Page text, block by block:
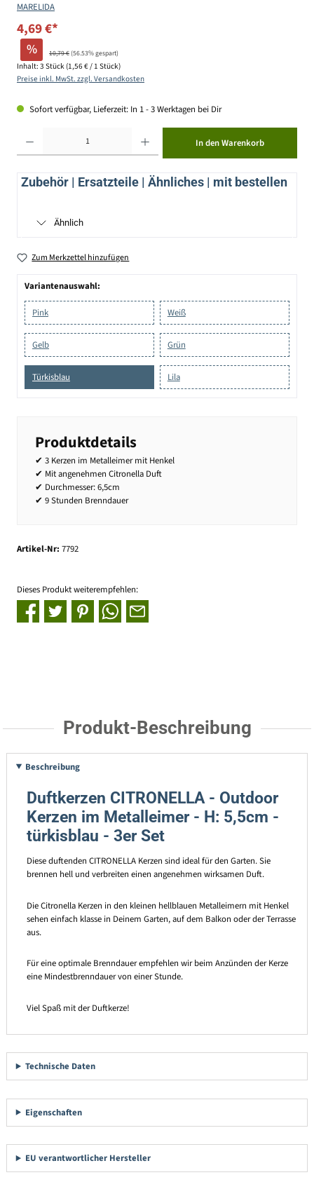
MARELIDA
4,69 €*
% 10,79 €(56.53% gespart)
Inhalt: 3 Stück (1,56 € / 1 Stück)
Preise inkl. MwSt. zzgl. Versandkosten
Sofort verfügbar, Lieferzeit: In 1 - 3 Werktagen bei Dir
In den Warenkorb
Zubehör | Ersatzteile | Ähnliches | mit bestellen
Ähnlich
Zum Merkzettel hinzufügen
Variantenauswahl:
Pink Weiß
Gelb Grün
Türkisblau Lila
Produktdetails
✔ 3 Kerzen im Metalleimer mit Henkel
✔ Mit angenehmen Citronella Duft
✔ Durchmesser: 6,5cm
✔ 9 Stunden Brenndauer
Artikel-Nr: 7792
Dieses Produkt weiterempfehlen:
Produkt-Beschreibung
Beschreibung
Duftkerzen CITRONELLA - Outdoor
Kerzen im Metalleimer - H: 5,5cm -
türkisblau - 3er Set
Diese duftenden CITRONELLA Kerzen sind ideal für den Garten. Sie
brennen hell und verbreiten einen angenehmen wirksamen Duft.
Die Citronella Kerzen in den kleinen hellblauen Metalleimern mit Henkel
sehen einfach klasse in Deinem Garten, auf dem Balkon oder der Terrasse
aus.
Für eine optimale Brenndauer empfehlen wir beim Anzünden der Kerze
eine Mindestbrenndauer von einer Stunde.
Viel Spaß mit der Duftkerze!
Technische Daten
Eigenschaften
EU verantwortlicher Hersteller